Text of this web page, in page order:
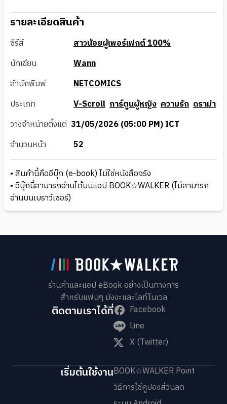
รายละเอียดสินค้า
ซีรีส์
สาวน้อยผู้เพอร์เฟกต์ 100%
นักเขียน
Wann
สำนักพิมพ์
NETCOMICS
ประเภท
V-Scroll การ์ตูนผู้หญิง ความรัก ดราม่า
วางจำหน่ายตั้งแต่ 31/05/2026 (05:00 PM) ICT
จำนวนหน้า
52
• สินค้านี้คืออีบุ๊ก (e-book) ไม่ใช่หนังสือจริง
• อีบุ๊กนี้สามารถอ่านได้บนแอป BOOK☆WALKER (ไม่สามารถ
อ่านบนเบราว์เซอร์)
ร้านค้าและแอป eBook อย่างเป็นทางการ
สำหรับแฟนๆ มังงะและไลท์โนเวล
ติดตามเราได้ที่
Facebook
Line
X (Twitter)
เริ่มต้นใช้งานBOOK☆WALKER Point
วิธีการใช้คูปองส่วนลด